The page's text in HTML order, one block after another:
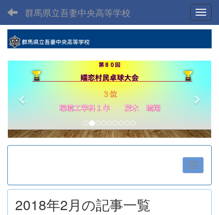
群馬県立吾妻中央高等学校
e
v
o
u
x
t
2018年2月の記事一覧